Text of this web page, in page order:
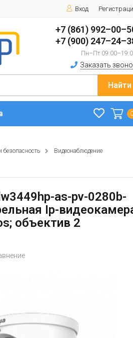
Вход
+7 (861)
+7 (900)
Пн–Пт
Заказать
Найти
безопасность
Видеонаблюдение
as-pv-0280b-
Ip-
объектив 2